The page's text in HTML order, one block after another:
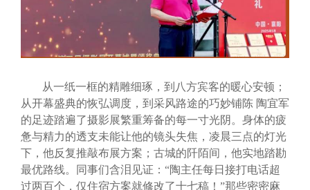
从一纸一框的精雕细琢，到八方宾客的暖心安顿；
从开幕盛典的恢弘调度，到采风路途的巧妙铺陈 陶宜军
的足迹踏遍了摄影展繁重筹备的每一寸光阴。身体的疲
惫与精力的透支未能让他的镜头失焦，凌晨三点的灯光
下，他反复推敲布展方案；古城的阡陌间，他实地踏勘
最优路线。同事们含泪见证：“陶主任每日接打电话超
过两百个，仅住宿方案就修改了十七稿！”那些密密麻